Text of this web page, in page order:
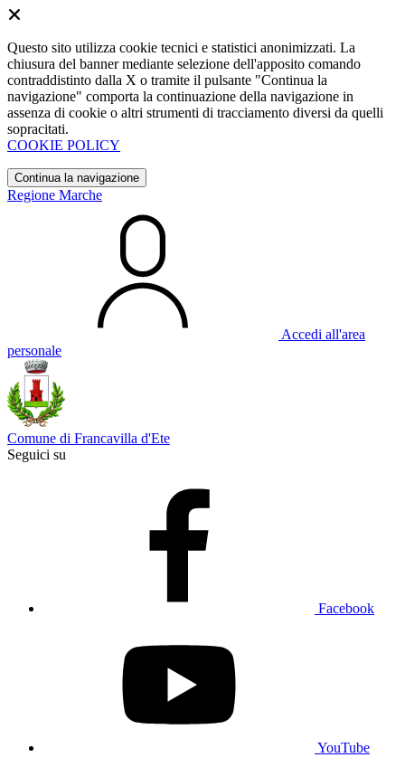
Questo sito utilizza cookie tecnici e statistici anonimizzati. La
chiusura del banner mediante selezione dell'apposito comando
contraddistinto dalla X o tramite il pulsante "Continua la
navigazione" comporta la continuazione della navigazione in
assenza di cookie o altri strumenti di tracciamento diversi da quelli
sopracitati.
COOKIE POLICY
Continua la navigazione
Regione Marche
Accedi all'area
personale
Comune di Francavilla d'Ete
Seguici su
Facebook
YouTube